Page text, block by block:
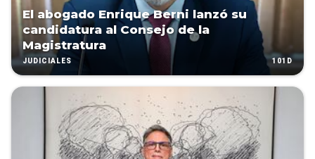
El abogado Enrique Berni lanzó su
candidatura al Consejo de la
Magistratura
JUDICIALES 101D